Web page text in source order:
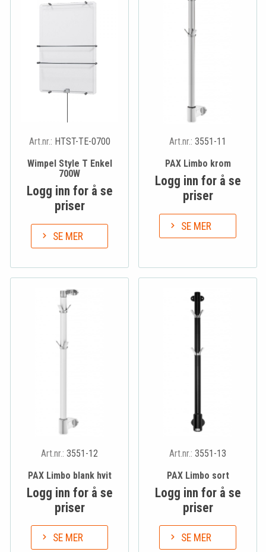
Art.nr.: HTST-TE-0700
Wimpel Style T Enkel
700W
Logg inn for å se
priser
SE MER
Art.nr.: 3551-11
PAX Limbo krom
Logg inn for å se
priser
SE MER
Art.nr.: 3551-12
PAX Limbo blank hvit
Logg inn for å se
priser
SE MER
Art.nr.: 3551-13
PAX Limbo sort
Logg inn for å se
priser
SE MER